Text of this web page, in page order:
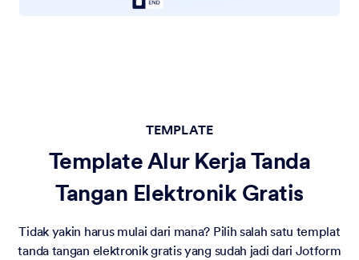
TEMPLATE
Template Alur Kerja Tanda
Tangan Elektronik Gratis
Tidak yakin harus mulai dari mana? Pilih salah satu templat
tanda tangan elektronik gratis yang sudah jadi dari Jotform